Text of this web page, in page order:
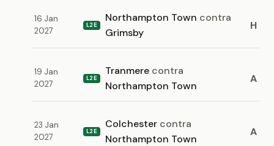
16 Jan
2027
L2E
Northampton Town contra
Grimsby
H
19 Jan
2027
L2E
Tranmere contra
Northampton Town
A
23 Jan
2027
L2E
Colchester contra
Northampton Town
A